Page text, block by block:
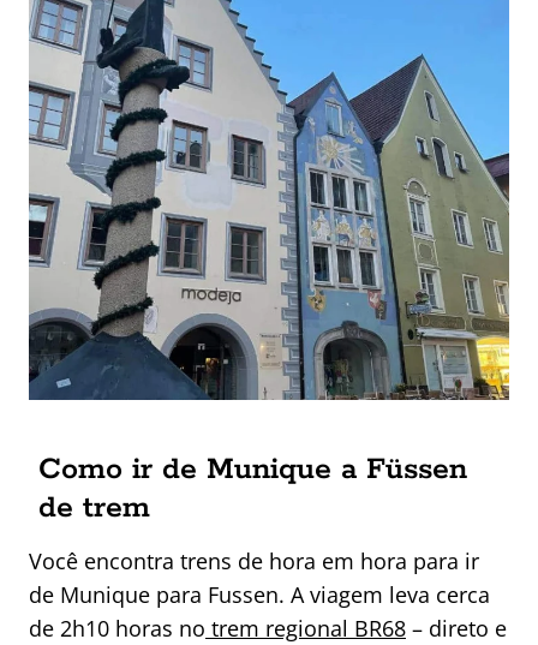
Como ir de Munique a Füssen
de trem
Você encontra trens de hora em hora para ir
de Munique para Fussen. A viagem leva cerca
de 2h10 horas no trem regional BR68 – direto e